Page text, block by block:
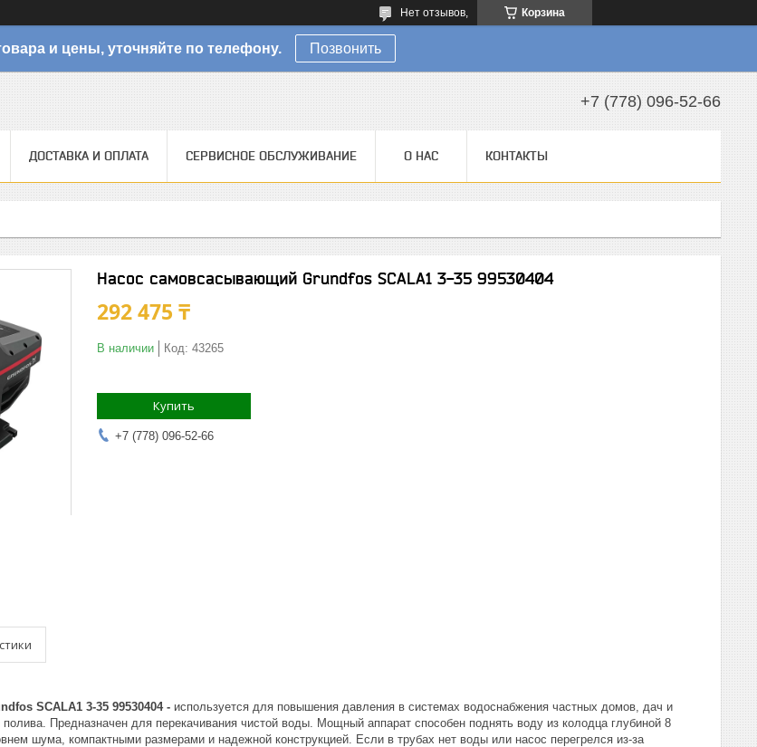
Корзина
Нет отзывов,
и цены, уточняйте по телефону. Позвонить
+7 (778) 096-52-66
ДОСТАВКА И ОПЛАТА СЕРВИСНОЕ ОБСЛУЖИВАНИЕ О НАС КОНТАКТЫ
Насос самовсасывающий Grundfos SCALA1 3-35 99530404
292 475 ₸
В наличии Код: 43265
Купить
+7 (778) 096-52-66
SCALA1 3-35 99530404​ - используется для повышения давления в системах водоснабжения частных домов, дач и
Предназначен для перекачивания чистой воды. Мощный аппарат способен поднять воду из колодца глубиной 8
шума, компактными размерами и надежной конструкцией. Если в трубах нет воды или насос перегрелся из-за